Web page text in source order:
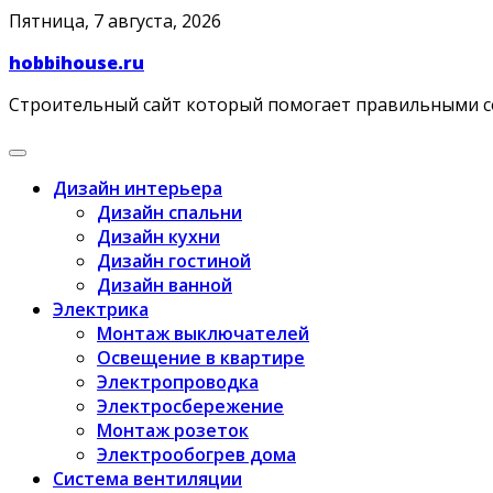
Skip
content
Пятница, 7 августа, 2026
hobbihouse.ru
Строительный сайт который помогает правильными
Дизайн интерьера
Дизайн спальни
Дизайн кухни
Дизайн гостиной
Дизайн ванной
Электрика
Монтаж выключателей
Освещение в квартире
Электропроводка
Электросбережение
Монтаж розеток
Электрообогрев дома
Система вентиляции